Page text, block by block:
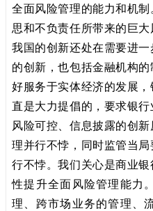
全面风险管理的能力和机
思和不负责任所带来的巨大
我国的创新还处在需要进
的创新，也包括金融机构
好服务于实体经济的发展
直是大力提倡的，要求银行
风险可控、信息披露的创
理并行不悖，同时监管当
行不悖。我们关心是商业
性提升全面风险管理能力
理、跨市场业务的管理、